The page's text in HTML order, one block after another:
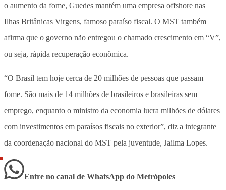
o aumento da fome, Guedes mantém uma empresa offshore nas
Ilhas Britânicas Virgens, famoso paraíso fiscal. O MST também
afirma que o governo não entregou o chamado crescimento em “V”,
ou seja, rápida recuperação econômica.
“O Brasil tem hoje cerca de 20 milhões de pessoas que passam
fome. São mais de 14 milhões de brasileiros e brasileiras sem
emprego, enquanto o ministro da economia lucra milhões de dólares
com investimentos em paraísos fiscais no exterior”, diz a integrante
da coordenação nacional do MST pela juventude, Jailma Lopes.
Entre no canal de WhatsApp do Metrópoles